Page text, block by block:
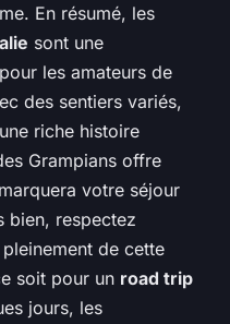
En résumé, les
sont une
les amateurs de
des sentiers variés,
riche histoire
Grampians offre
votre séjour
bien, respectez
de cette
soit pour un road trip
jours, les